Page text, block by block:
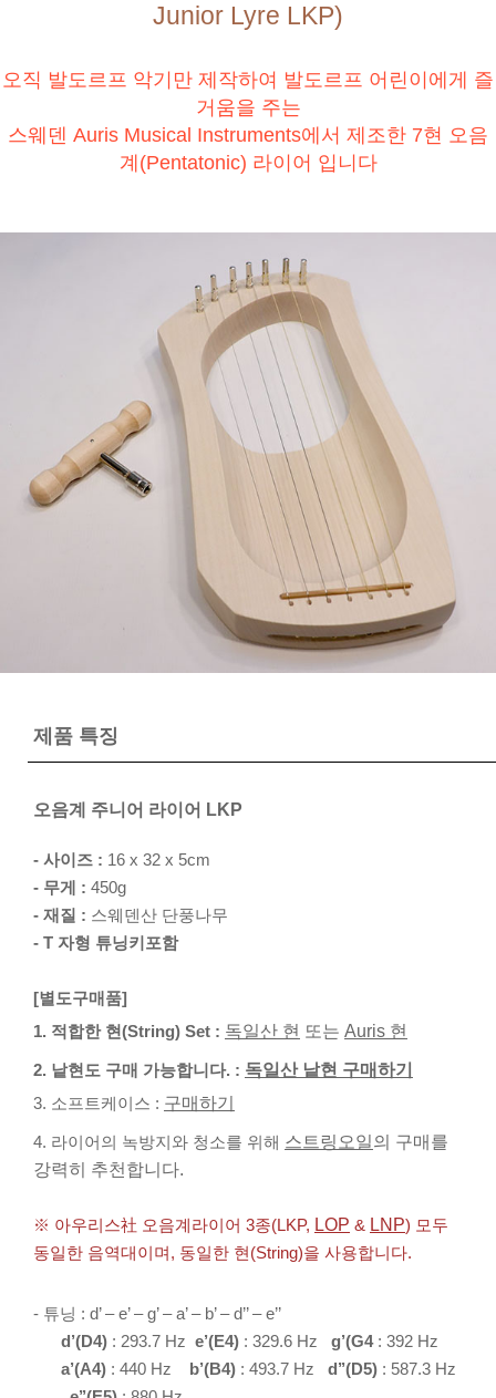
Junior Lyre LKP)
오직 발도르프 악기만 제작하여 발도르프 어린이에게 즐
거움을 주는
스웨덴 Auris Musical Instruments에서 제조한 7현 오음
계(Pentatonic) 라이어 입니다
제품 특징
오음계 주니어 라이어 LKP
- 사이즈 : 16 x 32 x 5cm
- 무게 : 450g
- 재질 : 스웨덴산 단풍나무
- T 자형 튜닝키포함
[별도구매품]
1. 적합한 현(String) Set : 독일산 현 또는 Auris 현
2. 낱현도 구매 가능합니다. : 독일산 낱현 구매하기
3. 소프트케이스 : 구매하기
4. 라이어의 녹방지와 청소를 위해 스트링오일의 구매를
강력히 추천합니다.
※ 아우리스社 오음계라이어 3종(LKP, LOP & LNP) 모두
동일한 음역대이며, 동일한 현(String)을 사용합니다.
- 튜닝 : d’ – e’ – g’ – a’ – b’ – d’’ – e’’
d’(D4) : 293.7 Hz e’(E4) : 329.6 Hz g’(G4: 392 Hz
a’(A4) : 440 Hz b’(B4) : 493.7 Hz d’’(D5) : 587.3 Hz